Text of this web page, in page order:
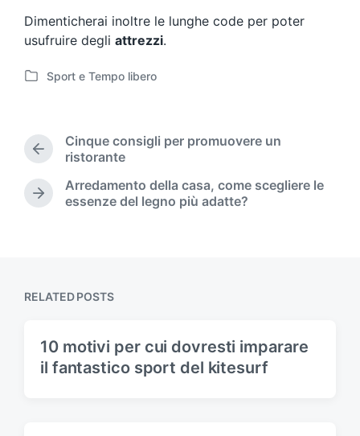
Dimenticherai inoltre le lunghe code per poter
usufruire degli attrezzi.
P
e
n
Sport e Tempo libero
P
e
v
o
:
Cinque consigli per promuovere un
ristorante
N
s
Arredamento della casa, come scegliere le
essenze del legno più adatte?
RELATED POSTS
10 motivi per cui dovresti imparare
il fantastico sport del kitesurf